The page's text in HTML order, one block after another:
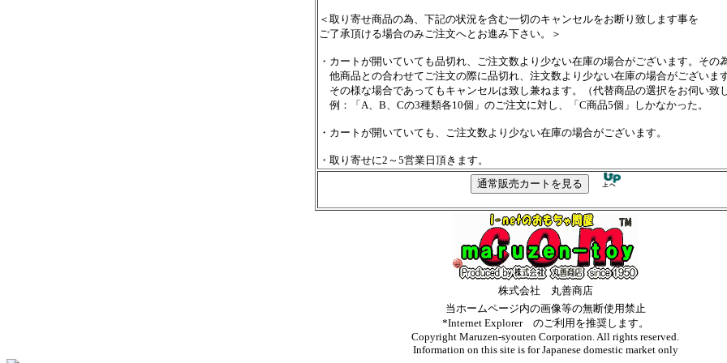
＜取り寄せ商品の為、下記の状況を含む一切のキャンセルをお断り致します事を
ご了承頂ける場合のみご注文へとお進み下さい。＞
・カートが開いていても品切れ、ご注文数より少ない在庫の場合がございます。その
他商品との合わせてご注文の際に品切れ、注文数より少ない在庫の場合がございます
その様な場合であってもキャンセルは致し兼ねます。（代替商品の選択をお伺い致し
例：「A、B、Cの3種類各10個」のご注文に対し、「C商品5個」しかなかった。
・カートが開いていても、ご注文数より少ない在庫の場合がございます。
・取り寄せに2～5営業日頂きます。
株式会社 丸善商店
当ホームページ内の画像等の無断使用禁止
*Internet Explorer のご利用を推奨します。
Copyright Maruzen-syouten Corporation. All rights reserved.
Information on this site is for Japanese domestic market only